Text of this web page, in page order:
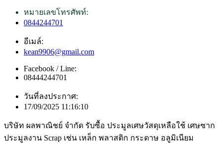
หมายเลขโทรศัพท์:
0844244701
อีเมล์:
kean9906@gmail.com
Facebook / Line:
08444244701
วันที่ลงประกาศ:
17/09/2025 11:16:10
บริษัท ผลพาณิชย์ จำกัด รับซื้อ ประมูลเศษวัสดุเหลือใช้ เศษซาก
ประมูลงาน Scrap เช่น เหล็ก พลาสติก กระดาษ อลูมิเนียม